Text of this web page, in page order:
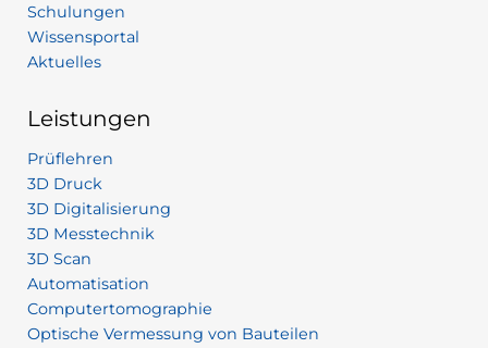
Schulungen
Wissensportal
Aktuelles
Leistungen
Prüflehren
3D Druck
3D Digitalisierung
3D Messtechnik
3D Scan
Automatisation
Computertomographie
Optische Vermessung von Bauteilen